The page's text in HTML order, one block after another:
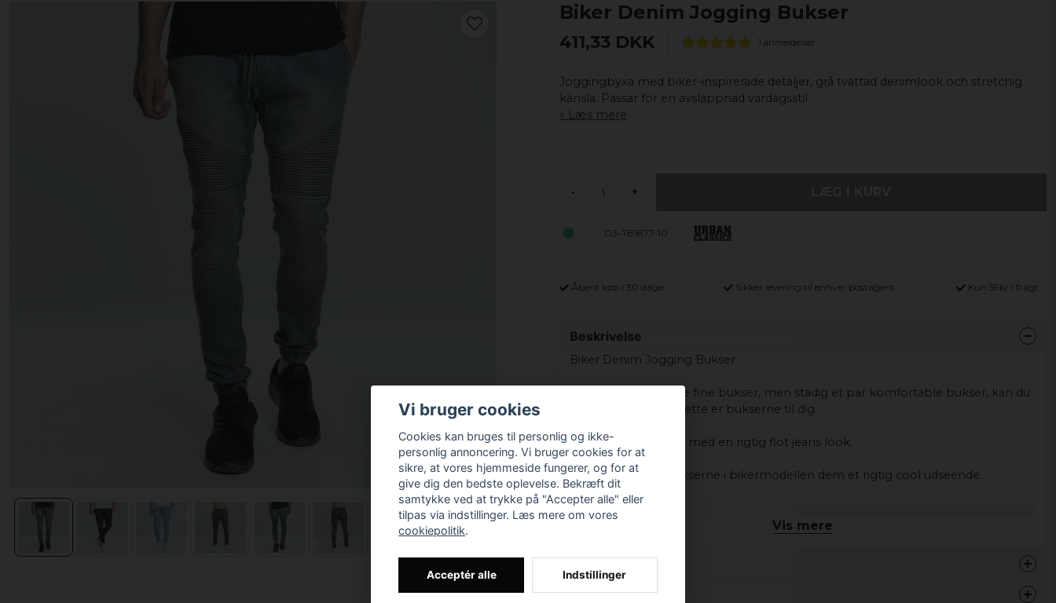
Biker Denim Jogging Bukser
411,33 DKK 1 anmeldelser
Joggingbyxa med biker-inspirerade detaljer, grå tvättad denimlook och stretchig
känsla. Passar för en avslappnad vardagsstil.
Læs mere
- +
D3-TB1877-10
Åbent køb i 30 dage Sikker levering til enhver postagent Kun 59kr i fragt
Beskrivelse
Biker Denim Jogging Bukser.
Når du vil have nogle fine bukser, men stadig et par komfortable bukser, kan du
virkelig slappe af i, dette er bukserne til dig.
Et par bløde bukser med en rigtig flot jeans look.
Derudover giver bukserne i bikermodellen dem et rigtig cool udseende.
Materialer:
91% bomuld 8% polyester 1% elastanVis mere
Anmeldelser (1)
Prishistorik
Vi bruger cookies
Cookies kan bruges til personlig og ikke-
personlig annoncering. Vi bruger cookies for at
sikre, at vores hjemmeside fungerer, og for at
give dig den bedste oplevelse. Bekræft dit
samtykke ved at trykke på "Accepter alle" eller
tilpas via indstillinger. Læs mere om vores
cookiepolitik.
Acceptér alle Indstillinger